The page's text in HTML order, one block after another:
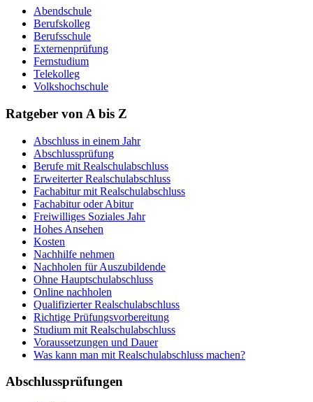
Abendschule
Berufskolleg
Berufsschule
Externenprüfung
Fernstudium
Telekolleg
Volkshochschule
Ratgeber von A bis Z
Abschluss in einem Jahr
Abschlussprüfung
Berufe mit Realschulabschluss
Erweiterter Realschulabschluss
Fachabitur mit Realschulabschluss
Fachabitur oder Abitur
Freiwilliges Soziales Jahr
Hohes Ansehen
Kosten
Nachhilfe nehmen
Nachholen für Auszubildende
Ohne Hauptschulabschluss
Online nachholen
Qualifizierter Realschulabschluss
Richtige Prüfungsvorbereitung
Studium mit Realschulabschluss
Voraussetzungen und Dauer
Was kann man mit Realschulabschluss machen?
Abschlussprüfungen